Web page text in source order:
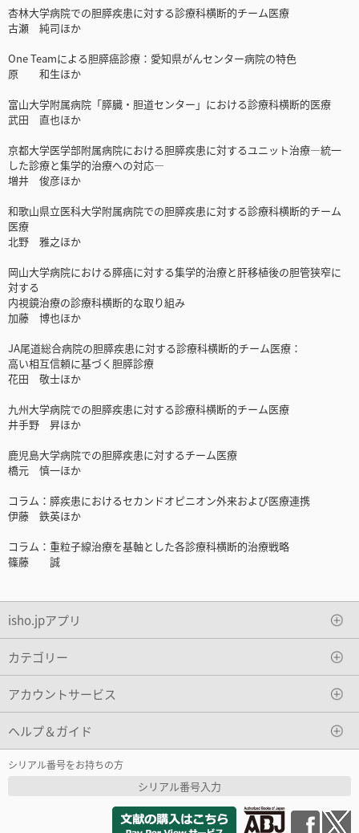
杏林大学病院での胆膵疾患に対する診療科横断的チーム医療
古瀬 純司ほか
One Teamによる胆膵癌診療：愛知県がんセンター病院の特色
原 和生ほか
富山大学附属病院「膵臓・胆道センター」における診療科横断的医療
武田 直也ほか
京都大学医学部附属病院における胆膵疾患に対するユニット治療―統一
した診療と集学的治療への対応―
増井 俊彦ほか
和歌山県立医科大学附属病院での胆膵疾患に対する診療科横断的チーム
医療
北野 雅之ほか
岡山大学病院における膵癌に対する集学的治療と肝移植後の胆管狭窄に
対する
内視鏡治療の診療科横断的な取り組み
加藤 博也ほか
JA尾道総合病院の胆膵疾患に対する診療科横断的チーム医療：
高い相互信頼に基づく胆膵診療
花田 敬士ほか
九州大学病院での胆膵疾患に対する診療科横断的チーム医療
井手野 昇ほか
鹿児島大学病院での胆膵疾患に対するチーム医療
橋元 慎一ほか
コラム：膵疾患におけるセカンドオピニオン外来および医療連携
伊藤 鉄英ほか
コラム：重粒子線治療を基軸とした各診療科横断的治療戦略
篠藤 誠
isho.jpアプリ
カテゴリー
アカウントサービス
ヘルプ＆ガイド
シリアル番号をお持ちの方
シリアル番号入力